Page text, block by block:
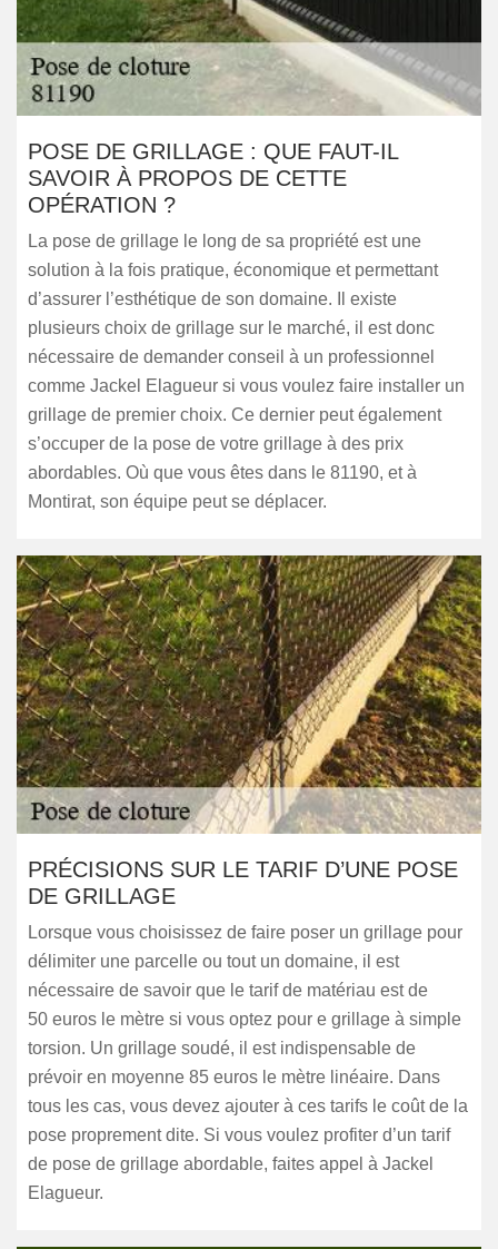
POSE DE GRILLAGE : QUE FAUT-IL
SAVOIR À PROPOS DE CETTE
OPÉRATION ?
La pose de grillage le long de sa propriété est une
solution à la fois pratique, économique et permettant
d’assurer l’esthétique de son domaine. Il existe
plusieurs choix de grillage sur le marché, il est donc
nécessaire de demander conseil à un professionnel
comme Jackel Elagueur si vous voulez faire installer un
grillage de premier choix. Ce dernier peut également
s’occuper de la pose de votre grillage à des prix
abordables. Où que vous êtes dans le 81190, et à
Montirat, son équipe peut se déplacer.
PRÉCISIONS SUR LE TARIF D’UNE POSE
DE GRILLAGE
Lorsque vous choisissez de faire poser un grillage pour
délimiter une parcelle ou tout un domaine, il est
nécessaire de savoir que le tarif de matériau est de
50 euros le mètre si vous optez pour e grillage à simple
torsion. Un grillage soudé, il est indispensable de
prévoir en moyenne 85 euros le mètre linéaire. Dans
tous les cas, vous devez ajouter à ces tarifs le coût de la
pose proprement dite. Si vous voulez profiter d’un tarif
de pose de grillage abordable, faites appel à Jackel
Elagueur.